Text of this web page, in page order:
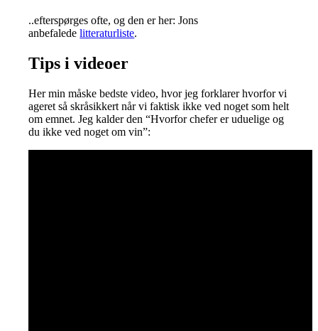
..efterspørges ofte, og den er her: Jons
anbefaledelitteraturliste.
Tips i videoer
Her min måske bedste video, hvor jeg forklarer hvorfor vi
ageret så skråsikkert når vi faktisk ikke ved noget som helt
om emnet. Jeg kalder den “Hvorfor chefer er uduelige og
du ikke ved noget om vin”: